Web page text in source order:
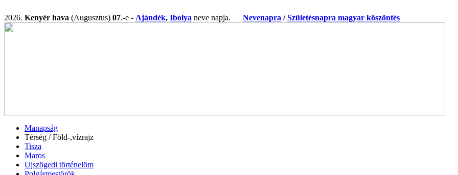
2026. Kenyér hava (Augusztus) 07.-e - Ajándék, Ibolya neve napja. Nevenapra /Születésnapra magyar köszöntés
Manapság
Térség / Föld-,vízrajz
Tisza
Maros
Ujszögedi történelöm